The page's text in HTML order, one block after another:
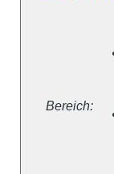
Bereich: